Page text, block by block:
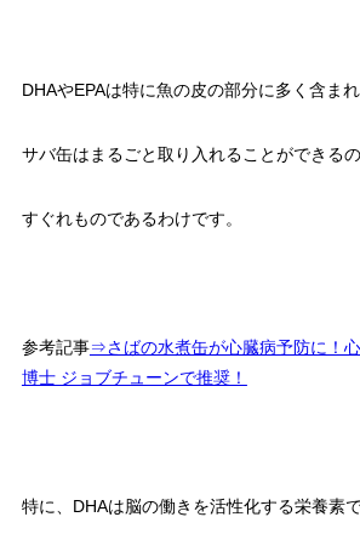
DHAやEPAは特に魚の皮の部分に多く含まれ
サバ缶はまるごと取り入れることができるの
すぐれものであるわけです。
参考記事⇒さばの水煮缶が心臓病予防に！
博士 ジョブチューンで推奨！
特に、DHAは脳の働きを活性化する栄養素で